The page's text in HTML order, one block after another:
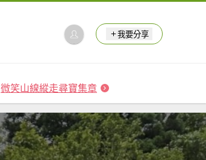
我要分享
微笑山線縱走尋寶集章